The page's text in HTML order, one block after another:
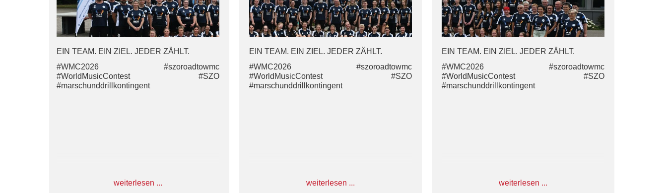
#WMC2026 #szoroadtowmc
#WorldMusicContest #SZO
#marschunddrillkontingent
EIN TEAM. EIN ZIEL. JEDER ZÄHLT.
#WMC2026 #szoroadtowmc
#WorldMusicContest #SZO
#marschunddrillkontingent
weiterlesen ...
EIN TEAM. EIN ZIEL. JEDER ZÄHLT.
#WMC2026 #szoroadtowmc
#WorldMusicContest #SZO
#marschunddrillkontingent
weiterlesen ...
EIN TEAM. EIN ZIEL. JEDER ZÄHLT.
#WMC2026 #szoroadtowmc
#WorldMusicContest #SZO
#marschunddrillkontingent
weiterlesen ...